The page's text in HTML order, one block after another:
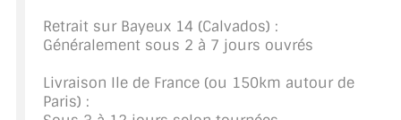
COMMENT COUPER DU VERRE ?
A PROPOS DE LA LIVRAISON
Retrait sur Bayeux 14 (Calvados) :
Généralement sous 2 à 7 jours ouvrés
Livraison Ile de France (ou 150km autour de
Paris) :